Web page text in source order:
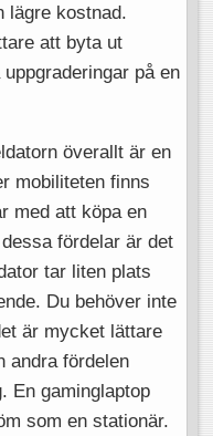
lägre kostnad.
att byta ut
på en
överallt är en
mobiliteten finns
med att köpa en
fördelar är det
tar liten plats
Du behöver inte
är mycket lättare
andra fördelen
En gaminglaptop
som en stationär.